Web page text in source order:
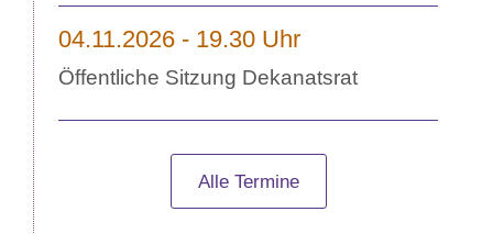
04.11.2026 - 19.30 Uhr
Öffentliche Sitzung Dekanatsrat
Alle Termine